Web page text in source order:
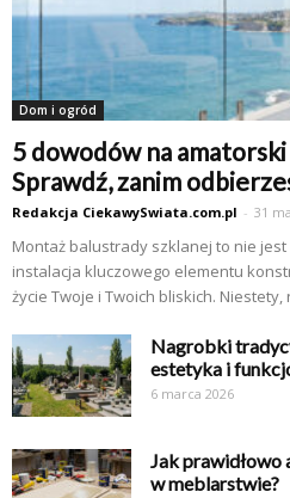
Dom i ogród
5 dowodów na
Sprawdź, zanim
Redakcja CiekawySwiata.com.pl - 31
Montaż balustrady szklanej to nie jest
instalacja kluczowego elementu
życie Twoje i Twoich bliskich. Niestety,
Nagrobki
estetyka i
6 marca 2026
Jak
w meblarstwie?